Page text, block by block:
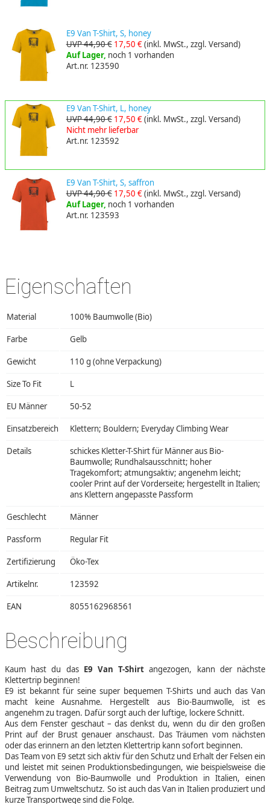
E9 Van T-Shirt, S, honey
UVP 44,90 € 17,50 €(inkl. MwSt., zzgl. Versand)
Auf Lager, noch 1 vorhanden
Art.nr. 123590
E9 Van T-Shirt, L, honey
UVP 44,90 € 17,50 €(inkl. MwSt., zzgl. Versand)
Nicht mehr lieferbar
Art.nr. 123592
E9 Van T-Shirt, S, saffron
UVP 44,90 € 17,50 €(inkl. MwSt., zzgl. Versand)
Auf Lager, noch 1 vorhanden
Art.nr. 123593
Eigenschaften
Material 100% Baumwolle (Bio)
Farbe Gelb
Gewicht 110 g (ohne Verpackung)
Size To Fit L
EU Männer 50-52
Einsatzbereich Klettern; Bouldern; Everyday Climbing Wear
Details
schickes Kletter-T-Shirt für Männer aus Bio-
Baumwolle; Rundhalsausschnitt; hoher
Tragekomfort; atmungsaktiv; angenehm leicht;
cooler Print auf der Vorderseite; hergestellt in Italien;
ans Klettern angepasste Passform
Geschlecht Männer
Passform Regular Fit
Zertifizierung Öko-Tex
Artikelnr. 123592
EAN 8055162968561
Beschreibung
Kaum hast du das E9 Van T-Shirt angezogen, kann der nächste
Klettertrip beginnen!
E9 ist bekannt für seine super bequemen T-Shirts und auch das Van
macht keine Ausnahme. Hergestellt aus Bio-Baumwolle, ist es
angenehm zu tragen. Dafür sorgt auch der luftige, lockere Schnitt.
Aus dem Fenster geschaut – das denkst du, wenn du dir den großen
Print auf der Brust genauer anschaust. Das Träumen vom nächsten
oder das erinnern an den letzten Klettertrip kann sofort beginnen.
Das Team von E9 setzt sich aktiv für den Schutz und Erhalt der Felsen ein
und leistet mit seinen Produktionsbedingungen, wie beispielsweise die
Verwendung von Bio-Baumwolle und Produktion in Italien, einen
Beitrag zum Umweltschutz. So ist auch das Van in Italien produziert und
kurze Transportwege sind die Folge.